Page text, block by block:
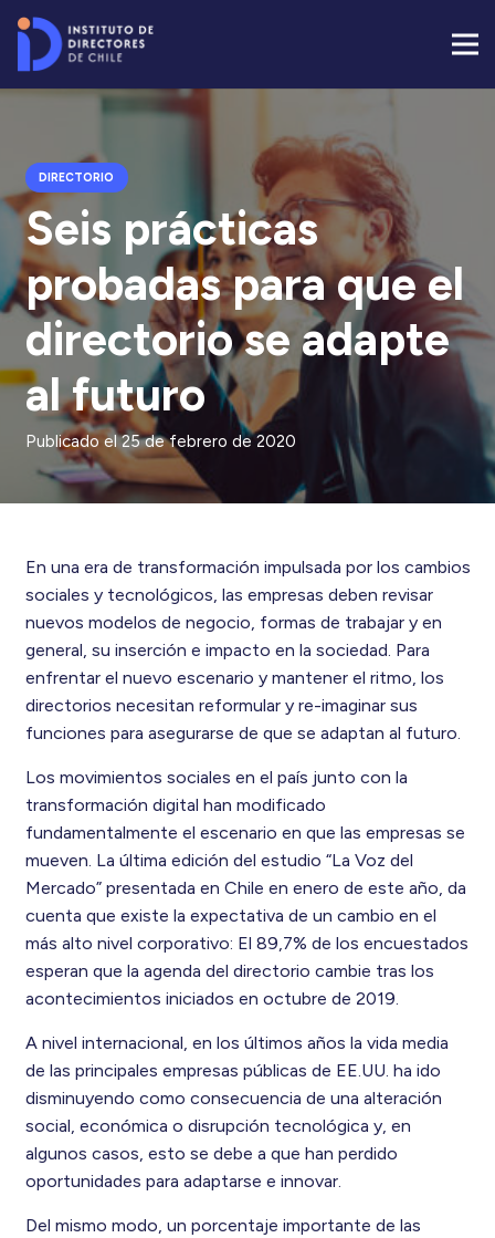
DIRECTORIO
Seis prácticas
probadas para que el
directorio se adapte
al futuro
Publicado el25 de febrero de 2020
En una era de transformación impulsada por los cambios
sociales y tecnológicos, las empresas deben revisar
nuevos modelos de negocio, formas de trabajar y en
general, su inserción e impacto en la sociedad. Para
enfrentar el nuevo escenario y mantener el ritmo, los
directorios necesitan reformular y re-imaginar sus
funciones para asegurarse de que se adaptan al futuro.
Los movimientos sociales en el país junto con la
transformación digital han modificado
fundamentalmente el escenario en que las empresas se
mueven. La última edición del estudio “La Voz del
Mercado” presentada en Chile en enero de este año, da
cuenta que existe la expectativa de un cambio en el
más alto nivel corporativo: El 89,7% de los encuestados
esperan que la agenda del directorio cambie tras los
acontecimientos iniciados en octubre de 2019.
A nivel internacional, en los últimos años la vida media
de las principales empresas públicas de EE.UU. ha ido
disminuyendo como consecuencia de una alteración
social, económica o disrupción tecnológica y, en
algunos casos, esto se debe a que han perdido
oportunidades para adaptarse e innovar.
Del mismo modo, un porcentaje importante de las